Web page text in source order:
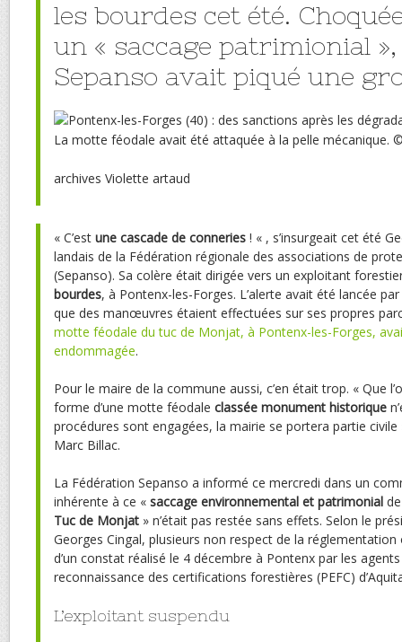
les bourdes cet été.
un « saccage patrimionial »,
Sepanso avait piqué une
La motte féodale avait été attaquée à la pelle mécanique.
archives Violette artaud
« C’est une cascade de conneries ! « , s’insurgeait cet été
landais de la Fédération régionale des associations de
(Sepanso). Sa colère était dirigée vers un exploitant
bourdes, à Pontenx-les-Forges. L’alerte avait été lancée
que des manœuvres étaient effectuées sur ses propres
motte féodale du tuc de Monjat, à Pontenx-les-Forges,
endommagée.
Pour le maire de la commune aussi, c’en était trop. « Que
forme d’une motte féodale classée monument historique
procédures sont engagées, la mairie se portera partie civile
Marc Billac.
La Fédération Sepanso a informé ce mercredi dans un
inhérente à ce « saccage environnemental et patrimonial
Tuc de Monjat » n’était pas restée sans effets. Selon le
Georges Cingal, plusieurs non respect de la
d’un constat réalisé le 4 décembre à Pontenx par les
reconnaissance des certifications forestières (PEFC)
L’exploitant suspendu